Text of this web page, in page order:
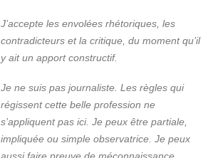
J’accepte les envolées rhétoriques, les
contradicteurs et la critique, du moment qu’il
y ait un apport constructif.
Je ne suis pas journaliste. Les règles qui
régissent cette belle profession ne
s’appliquent pas ici. Je peux être partiale,
impliquée ou simple observatrice. Je peux